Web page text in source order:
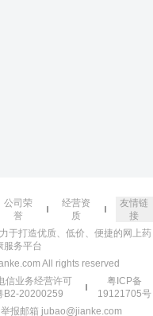
公司荣
誉
经营资
质
友情链
接
于打造优质、低价、便捷的网上药
服务平台
All rights reserved
信业务经营许可
B2-20200259
粤ICP备
19121705号
报邮箱 jubao@jianke.com